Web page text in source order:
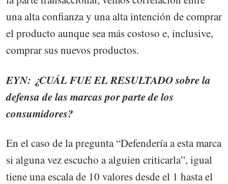
una alta confianza y una alta intención de comprar
el producto aunque sea más costoso e, inclusive,
comprar sus nuevos productos.
EYN: ¿CUÁL FUE EL RESULTADO sobre la
defensa de las marcas por parte de los
consumidores?
En el caso de la pregunta “Defendería a esta marca
si alguna vez escucho a alguien criticarla”, igual
tiene una escala de 10 valores desde el 1 hasta el